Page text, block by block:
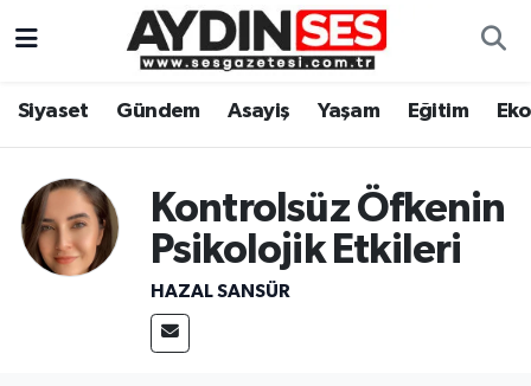
Siyaset Gündem Asayiş Yaşam Eğitim
Kontrolsüz Öfkenin
Psikolojik Etkileri
HAZAL SANSÜR
Gündem
Siyaset
Ekonomi
Aydın Hava Durumu
Aydin Namaz Vakitleri
Aydın Trafik Yoğunluk Haritası
Süper Lig Puan Durumu ve Fikstür